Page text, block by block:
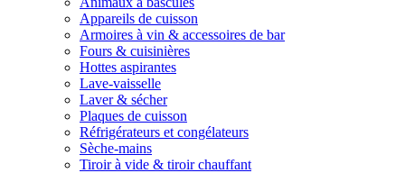
Appareils de cuisson
Armoires à vin & accessoires de bar
Fours & cuisinières
Hottes aspirantes
Lave-vaisselle
Laver & sécher
Plaques de cuisson
Réfrigérateurs et congélateurs
Sèche-mains
Tiroir à vide & tiroir chauffant